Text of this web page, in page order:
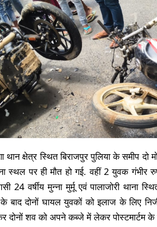
थान क्षेत्र स्थित बिराजपुर पुलिया के समीप दो
स्थल पर ही मौत हो गई. वहीं 2 युवक
24 वर्षीय मुन्ना मुर्मू एवं पालाजोरी थाना
दोनों घायल युवकों को इलाज के लिए
दोनों शव को अपने कब्जे में लेकर पोस्टमार्टम के